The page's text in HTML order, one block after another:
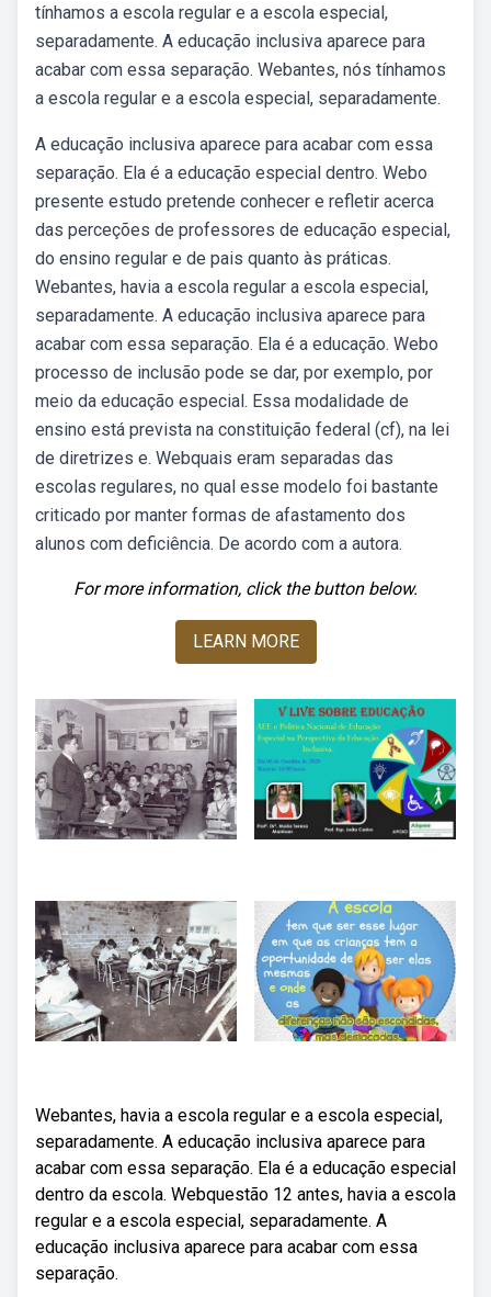
tínhamos a escola regular e a escola especial,
separadamente. A educação inclusiva aparece para
acabar com essa separação. Webantes, nós tínhamos
a escola regular e a escola especial, separadamente.
A educação inclusiva aparece para acabar com essa
separação. Ela é a educação especial dentro. Webo
presente estudo pretende conhecer e refletir acerca
das perceções de professores de educação especial,
do ensino regular e de pais quanto às práticas.
Webantes, havia a escola regular a escola especial,
separadamente. A educação inclusiva aparece para
acabar com essa separação. Ela é a educação. Webo
processo de inclusão pode se dar, por exemplo, por
meio da educação especial. Essa modalidade de
ensino está prevista na constituição federal (cf), na lei
de diretrizes e. Webquais eram separadas das
escolas regulares, no qual esse modelo foi bastante
criticado por manter formas de afastamento dos
alunos com deficiência. De acordo com a autora.
For more information, click the button below.
LEARN MORE
Webantes, havia a escola regular e a escola especial,
separadamente. A educação inclusiva aparece para
acabar com essa separação. Ela é a educação especial
dentro da escola. Webquestão 12 antes, havia a escola
regular e a escola especial, separadamente. A
educação inclusiva aparece para acabar com essa
separação.